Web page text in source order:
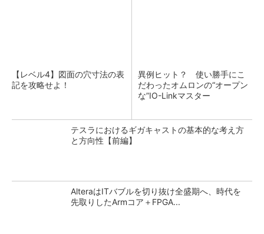
【レベル4】図面の穴寸法の表
記を攻略せよ！
異例ヒット？ 使い勝手にこ
だわったオムロンの“オープン
な”IO-Linkマスター
テスラにおけるギガキャストの基本的な考え方
と方向性【前編】
AlteraはITバブルを切り抜け全盛期へ、時代を
先取りしたArmコア＋FPGA...